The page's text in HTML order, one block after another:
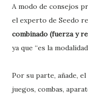
A modo de consejos
el experto de Seedo
combinado (fuerza y
ya que “es la
Por su parte, añade,
juegos, combas,